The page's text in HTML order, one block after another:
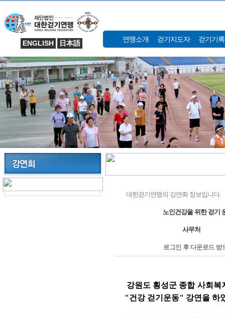
ENGLISH 日本語 연맹소개 걷기지도자 걷기기
대한걷기연맹의 강연회 정보입니다.
노인건강을 위한 걷기
사무처
로그인 후 다운로드 받
강원도 횡성군 종합 사회복
"건강 걷기운동" 강연을 하